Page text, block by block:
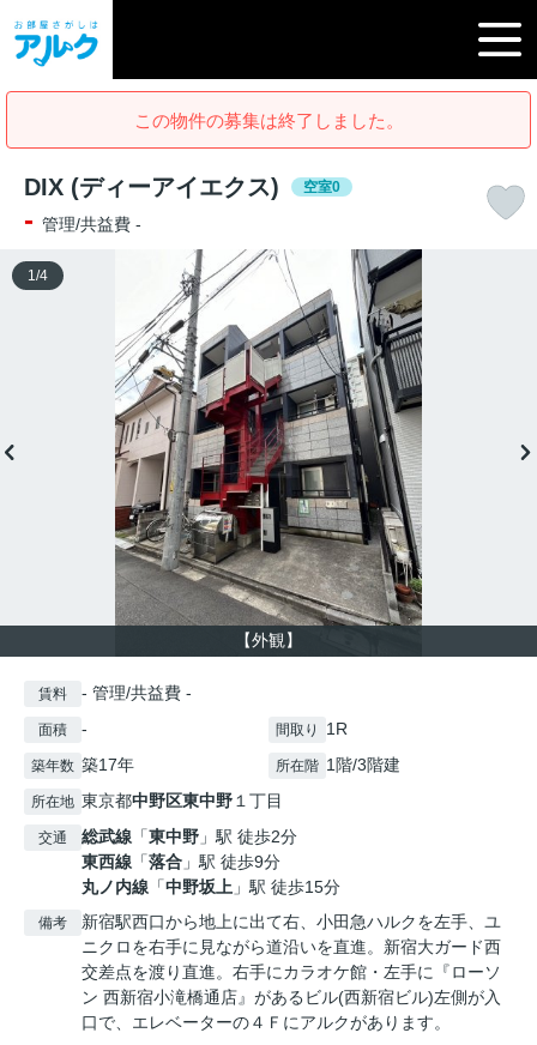
この物件の募集は終了しました。
DIX (ディーアイエクス) 空室0
- 管理/共益費 -
【外観】
1 /4
賃料 - 管理/共益費 -
面積 - 間取り 1R
築年数 築17年 所在階 1階/3階建
所在地 東京都中野区東中野 １丁目
交通 総武線 「東中野 」駅 徒歩2分
東西線 「落合 」駅 徒歩9分
丸ノ内線 「中野坂上 」駅 徒歩15分
備考
新宿駅西口から地上に出て右、小田急ハルクを左手、ユ
ニクロを右手に見ながら道沿いを直進。新宿大ガード西
交差点を渡り直進。右手にカラオケ館・左手に『ローソ
ン 西新宿小滝橋通店』があるビル(西新宿ビル)左側が入
口で、エレベーターの４Ｆにアルクがあります。